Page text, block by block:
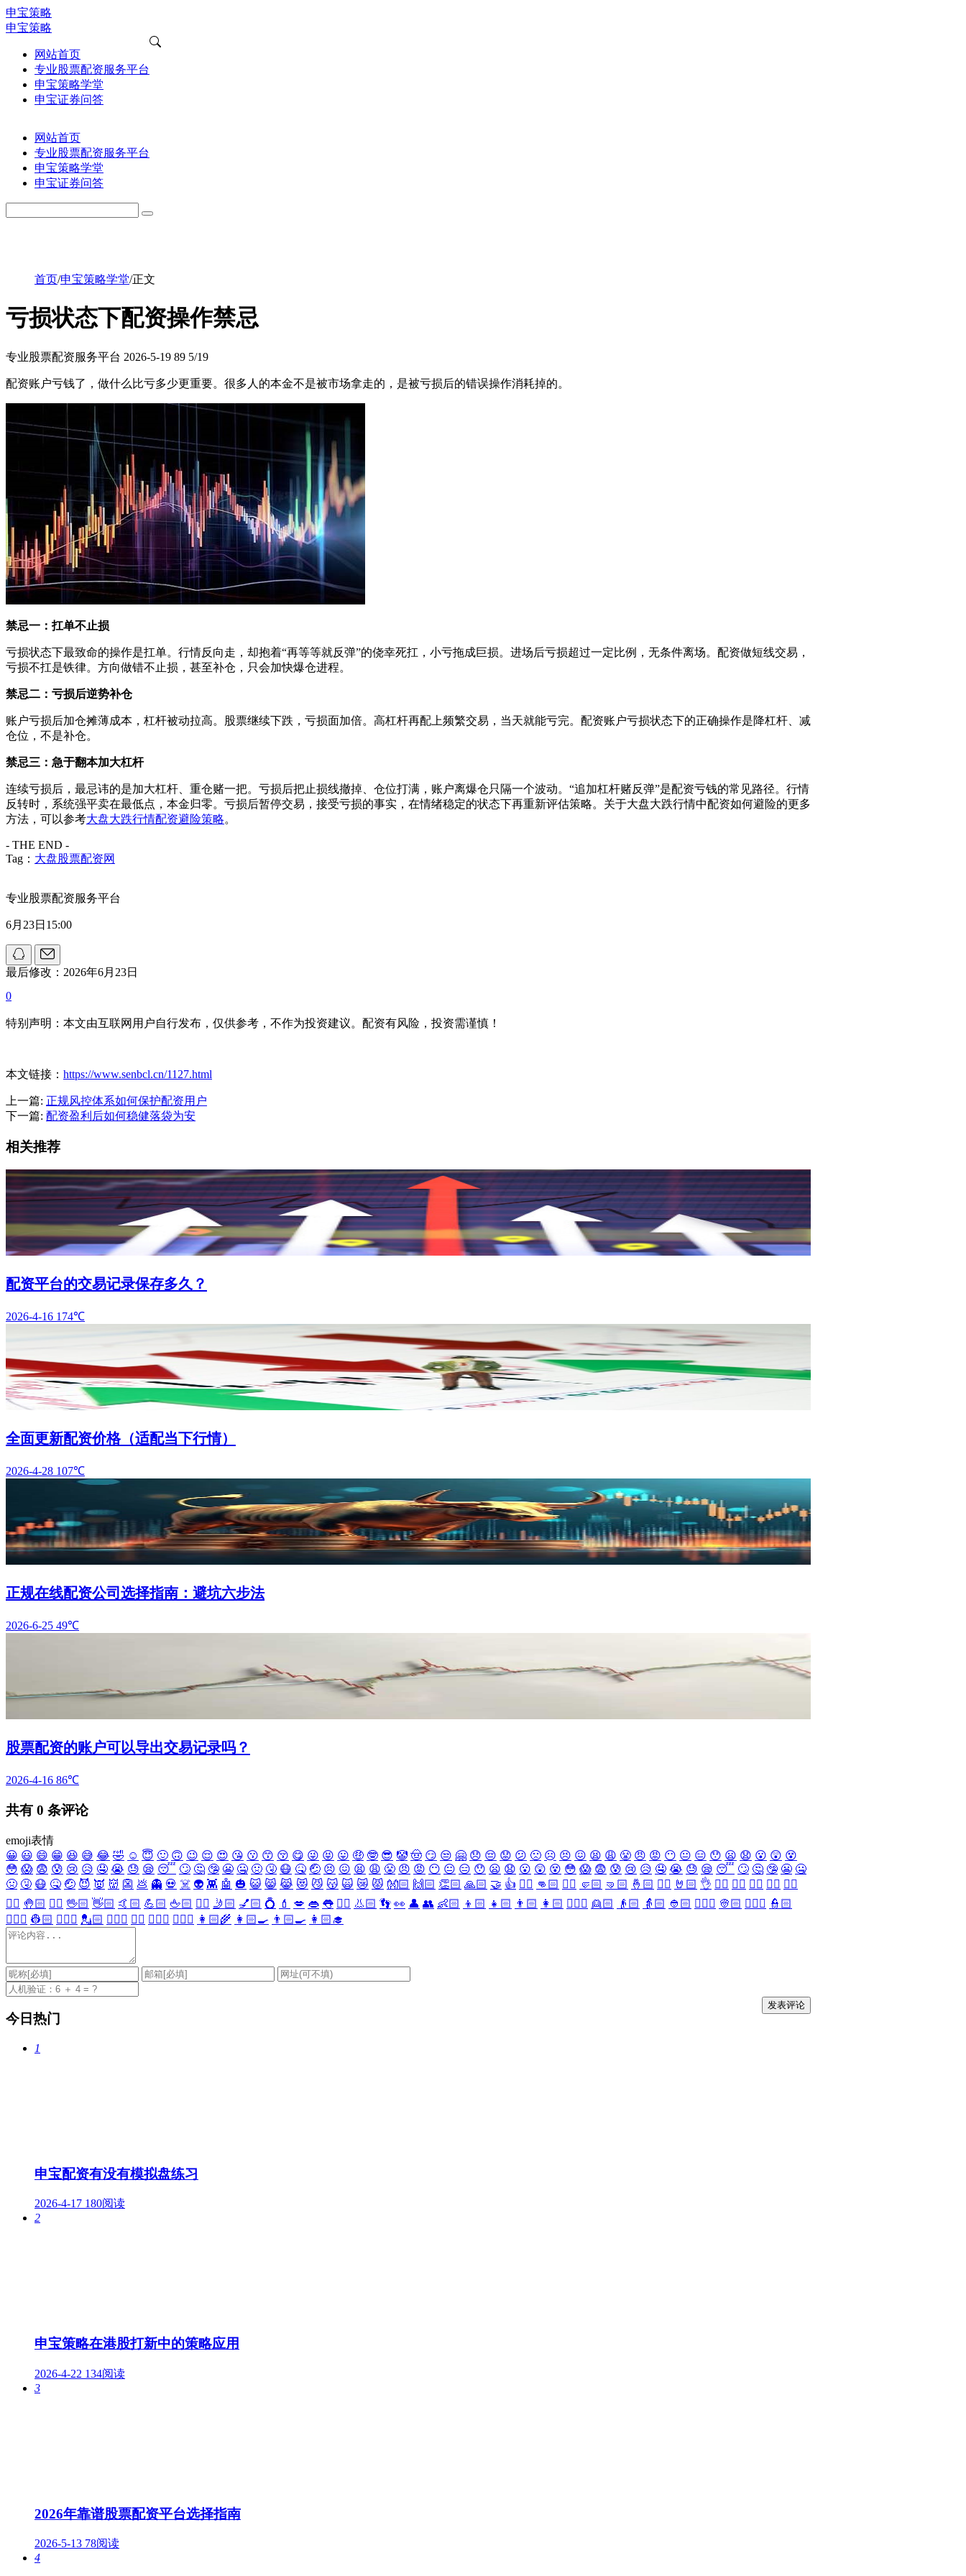
申宝策略
申宝策略
网站首页
专业股票配资服务平台
申宝策略学堂
申宝证券问答
网站首页
专业股票配资服务平台
申宝策略学堂
申宝证券问答
首页/申宝策略学堂/正文
亏损状态下配资操作禁忌
专业股票配资服务平台 2026-5-19 89 5/19
配资账户亏钱了，做什么比亏多少更重要。很多人的本金不是被市场拿走的，是被亏损后的错误操作消耗掉的。
禁忌一：扛单不止损
亏损状态下最致命的操作是扛单。行情反向走，却抱着“再等等就反弹”的侥幸死扛，小亏拖成巨损。进场后亏损超过一定比例，无条件离场。配资做短线交易，
亏损不扛是铁律。方向做错不止损，甚至补仓，只会加快爆仓进程。
禁忌二：亏损后逆势补仓
账户亏损后加仓摊薄成本，杠杆被动拉高。股票继续下跌，亏损面加倍。高杠杆再配上频繁交易，当天就能亏完。配资账户亏损状态下的正确操作是降杠杆、减
仓位，不是补仓。
禁忌三：急于翻本加大杠杆
连续亏损后，最忌讳的是加大杠杆、重仓赌一把。亏损后把止损线撤掉、仓位打满，账户离爆仓只隔一个波动。“追加杠杆赌反弹”是配资亏钱的常见路径。行情
反转时，系统强平卖在最低点，本金归零。亏损后暂停交易，接受亏损的事实，在情绪稳定的状态下再重新评估策略。关于大盘大跌行情中配资如何避险的更多
方法，可以参考大盘大跌行情配资避险策略。
- THE END -
Tag： 大盘股票配资网
专业股票配资服务平台
6月23日15:00
最后修改：2026年6月23日
0
特别声明：本文由互联网用户自行发布，仅供参考，不作为投资建议。配资有风险，投资需谨慎！
本文链接： https://www.senbcl.cn/1127.html
上一篇: 正规风控体系如何保护配资用户
下一篇: 配资盈利后如何稳健落袋为安
相关推荐
配资平台的交易记录保存多久？
2026-4-16 174℃
全面更新配资价格（适配当下行情）
2026-4-28 107℃
正规在线配资公司选择指南：避坑六步法
2026-6-25 49℃
股票配资的账户可以导出交易记录吗？
2026-4-16 86℃
共有 0 条评论
emoji表情
😀 😃 😄 😁 😆 😅 😂 🤣 ☺️ 😇 🙂 🙃 😉 😌 😍 😘 😗 😙 😚 😋 😜 😝 😛 🤑 🤓 😎 🤡 🤠 😏 😒 🤗 😞 😔 😟 😕 🙁 ☹️ 😣 😖 😫 😩 😤 😠 😡 😶 😐 😑 😯 😦 😧 😮 😲 😵
😳 😱 😨 😰 😢 😥 🤤 😭 😓 😪 😴 🙄 🤔 🤥 😬 🤐 🤢 🤧 😷 🤒 🤕 😣 😖 😫 😩 😤 😠 😡 😶 😐 😑 😯 😦 😧 😮 😲 😵 😳 😱 😨 😰 😢 😥 🤤 😭 😓 😪 😴 🙄 🤔 🤥 😬 🤐
🤢 🤧 😷 🤒 🤕 😈 👿 👹 👺 💩 👻 💀 ☠️ 👽 👾 🤖 🎃 😺 😸 😹 😻 😼 😽 🙀 😿 😾 👐🏻 🙌🏻 👏🏻 🙏🏻 🤝 👍 👎🏻 👊🏻 ✊🏻 🤛🏻 🤜🏻 🤞🏻 ✌🏻 🤘🏻 👌 👈🏻 👉🏻 👆🏻 👇🏻 ☝🏻
✋🏻 🤚🏻 🖐🏻 🖖🏻 👋🏻 🤙🏻 💪🏻 🖕🏻 ✍🏻 🤳🏻 💅🏻 💍 💄 💋 👄 👅 👂🏻 👃🏻 👣 👀 👤 👥 👶🏻 👦🏻 👧🏻 👨🏻 👩🏻 👱🏻‍♀️ 👱🏻 👴🏻 👵🏻 👲🏻 👳🏻‍♀️ 👳🏻 👮🏻‍♀️ 👮🏻
👷🏻‍♀️ 👷🏻 💂🏻‍♀️ 💂🏻 🕵🏻‍♀️ 🕵🏻 👩🏻‍⚕️ 👨🏻‍⚕️ 👩🏻‍🌾 👩🏻‍🍳 👨🏻‍🍳 👩🏻‍🎓
今日热门
1
申宝配资有没有模拟盘练习
2026-4-17 180阅读
2
申宝策略在港股打新中的策略应用
2026-4-22 134阅读
3
2026年靠谱股票配资平台选择指南
2026-5-13 78阅读
4